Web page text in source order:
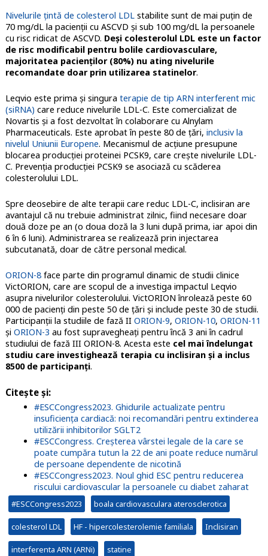
Nivelurile țintă de colesterol LDLstabilite sunt de mai puțin de
70 mg/dL la pacienții cu ASCVD și sub 100 mg/dL la persoanele
cu risc ridicat de ASCVD. Deși colesterolul LDL este un factor
de risc modificabil pentru bolile cardiovasculare,
majoritatea pacienților (80%) nu ating nivelurile
recomandate doar prin utilizarea statinelor.
Leqvio este prima și singura terapie de tip ARN interferent mic
(siRNA) care reduce nivelurile LDL-C. Este comercializat de
Novartis și a fost dezvoltat în colaborare cu Alnylam
Pharmaceuticals. Este aprobat în peste 80 de țări, inclusiv la
nivelul Uniunii Europene. Mecanismul de acțiune presupune
blocarea producției proteinei PCSK9, care crește nivelurile LDL-
C. Prevenția producției PCSK9 se asociază cu scăderea
colesterolului LDL.
Spre deosebire de alte terapii care reduc LDL-C, inclisiran are
avantajul că nu trebuie administrat zilnic, fiind necesare doar
două doze pe an (o doua doză la 3 luni după prima, iar apoi din
6 în 6 luni). Administrarea se realizează prin injectarea
subcutanată, doar de către personal medical.
ORION-8face parte din programul dinamic de studii clinice
VictORION, care are scopul de a investiga impactul Leqvio
asupra nivelurilor colesterolului. VictORION înrolează peste 60
000 de pacienți din peste 50 de țări și include peste 30 de studii.
Participanții la studiile de fază II ORION-9, ORION-10, ORION-11
și ORION-3 au fost supravegheați pentru încă 3 ani în cadrul
studiului de fază III ORION-8. Acesta este cel mai îndelungat
studiu care investighează terapia cu inclisiran și a inclus
8500 de participanți.
Citește și:
#ESCCongress2023. Ghidurile actualizate pentru
insuficiența cardiacă: noi recomandări pentru extinderea
utilizării inhibitorilor SGLT2
#ESCCongress. Creșterea vârstei legale de la care se
poate cumpăra tutun la 22 de ani poate reduce numărul
de persoane dependente de nicotină
#ESCCongress2023. Noul ghid ESC pentru reducerea
riscului cardiovascular la persoanele cu diabet zaharat
#ESCCongress2023 boala cardiovasculara aterosclerotica
colesterol LDL HF - hipercolesterolemie familiala Inclisiran
interferenta ARN (ARNi) statine